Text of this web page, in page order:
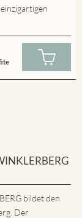
bildet den
Der